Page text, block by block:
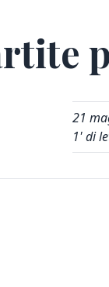
21
1' di